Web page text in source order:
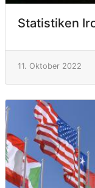
Statistiken
11. Oktober 2022